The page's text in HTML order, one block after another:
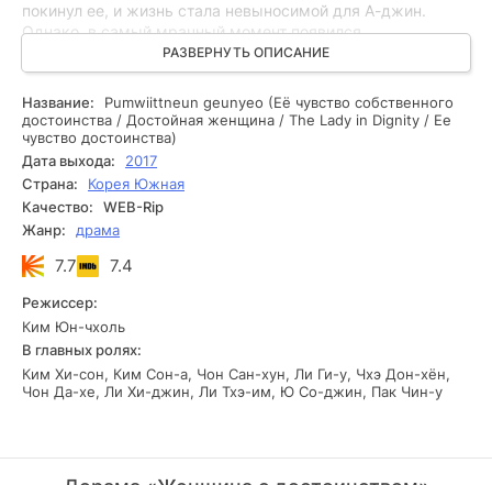
покинул ее, и жизнь стала невыносимой для А-джин.
Однако, в самый мрачный момент появился
таинственный Пак Пок-ча с загадочным прошлым. Она
окутана тайной, и только одно можно с уверенностью
сказать - она принесет еще больше бед в жизнь бывшей
богатушки.
РАЗВЕРНУТЬ ОПИСАНИЕ
Название:
Pumwiittneun geunyeo (Её чувство собственного
достоинства / Достойная женщина / The Lady in Dignity / Ее
чувство достоинства)
Дата выхода:
2017
Страна:
Корея Южная
Качество:
WEB-Rip
Жанр:
драма
7.7 7.4
Режиссер:
Ким Юн-чхоль
В главных ролях:
Ким Хи-сон, Ким Сон-а, Чон Сан-хун, Ли Ги-у, Чхэ Дон-хён,
Чон Да-хе, Ли Хи-джин, Ли Тхэ-им, Ю Со-джин, Пак Чин-у